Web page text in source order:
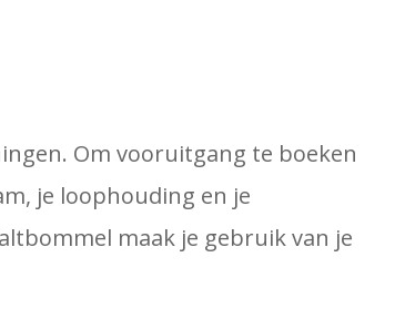
Om vooruitgang te boeken
je loophouding en je
maak je gebruik van je